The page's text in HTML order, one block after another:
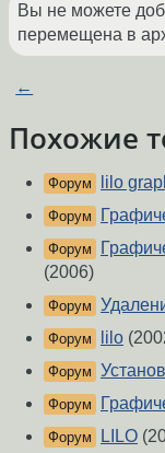
Вы не можете
перемещена в
←
Похожие
Форум lilo
Форум
Форум
(2006)
Форум
Форум lilo
Форум
Форум
Форум LILO